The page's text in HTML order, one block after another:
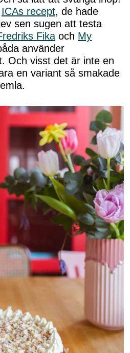
ICAs recept, de hade
sen sugen att testa
Fika och My
använder
Och visst det är inte en
en variant så smakade